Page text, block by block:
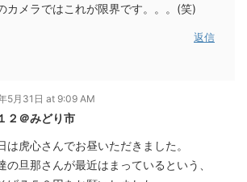
カメラではこれが限界です。。。(笑)
返信
5月31日 at 9:09 AM
２＠みどり市
は虎心さんでお昼いただきました。
の旦那さんが最近はまっているという、